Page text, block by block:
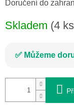
cena:
Doručení do
Skladem (4
Můžeme